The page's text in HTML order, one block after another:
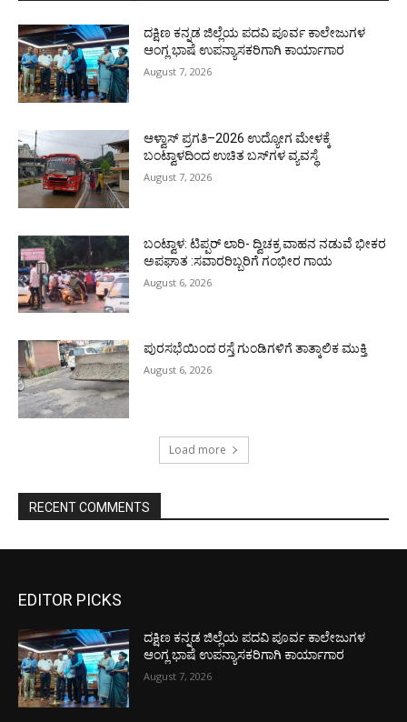
ದಕ್ಷಿಣ ಕನ್ನಡ ಜಿಲ್ಲೆಯ ಪದವಿ ಪೂರ್ವ ಕಾಲೇಜುಗಳ
ಆಂಗ್ಲ ಭಾಷೆ ಉಪನ್ಯಾಸಕರಿಗಾಗಿ ಕಾರ್ಯಾಗಾರ
August 7, 2026
ಆಳ್ವಾಸ್ ಪ್ರಗತಿ–2026 ಉದ್ಯೋಗ ಮೇಳಕ್ಕೆ
ಬಂಟ್ವಾಳದಿಂದ ಉಚಿತ ಬಸ್‌ಗಳ ವ್ಯವಸ್ಥೆ
August 7, 2026
ಬಂಟ್ವಾಳ: ಟಿಪ್ಪರ್ ಲಾರಿ- ದ್ವಿಚಕ್ರ ವಾಹನ ನಡುವೆ ಭೀಕರ
ಅಪಘಾತ :ಸವಾರರಿಬ್ಬರಿಗೆ ಗಂಭೀರ ಗಾಯ
August 6, 2026
ಪುರಸಭೆಯಿಂದ ರಸ್ತೆ ಗುಂಡಿಗಳಿಗೆ ತಾತ್ಕಾಲಿಕ ಮುಕ್ತಿ
August 6, 2026
Load more
RECENT COMMENTS
EDITOR PICKS
ದಕ್ಷಿಣ ಕನ್ನಡ ಜಿಲ್ಲೆಯ ಪದವಿ ಪೂರ್ವ ಕಾಲೇಜುಗಳ
ಆಂಗ್ಲ ಭಾಷೆ ಉಪನ್ಯಾಸಕರಿಗಾಗಿ ಕಾರ್ಯಾಗಾರ
August 7, 2026